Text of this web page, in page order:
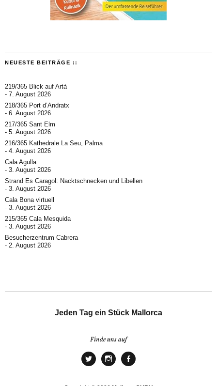
NEUESTE BEITRÄGE ::
219/365 Blick auf Artà
7. August 2026
218/365 Port d’Andratx
6. August 2026
217/365 Sant Elm
5. August 2026
216/365 Kathedrale La Seu, Palma
4. August 2026
Cala Agulla
3. August 2026
Strand Es Caragol: Nacktschnecken und Libellen
3. August 2026
Cala Bona virtuell
3. August 2026
215/365 Cala Mesquida
3. August 2026
Besucherzentrum Cabrera
2. August 2026
Jeden Tag ein Stück Mallorca
Finde uns auf